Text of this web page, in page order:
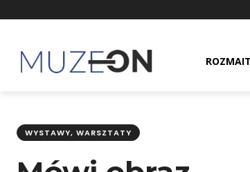
WYSTAWY, WARSZTATY